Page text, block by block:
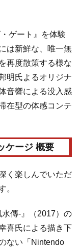
ゲート』を体験
は新鮮な、唯一無
再度散策する様な
明氏よるオリジナ
音響による没入感
在型の体感コンテ
ケージ 概要
く楽しんでいただ
。
傳-』（2017）の
喜氏による描き下
ない「Nintendo